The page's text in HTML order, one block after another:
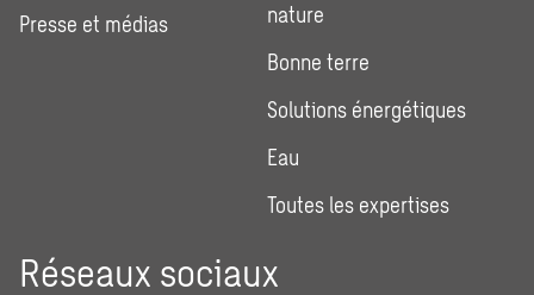
Presse et médias
nature
Bonne terre
Solutions énergétiques
Eau
Toutes les expertises
Réseaux sociaux